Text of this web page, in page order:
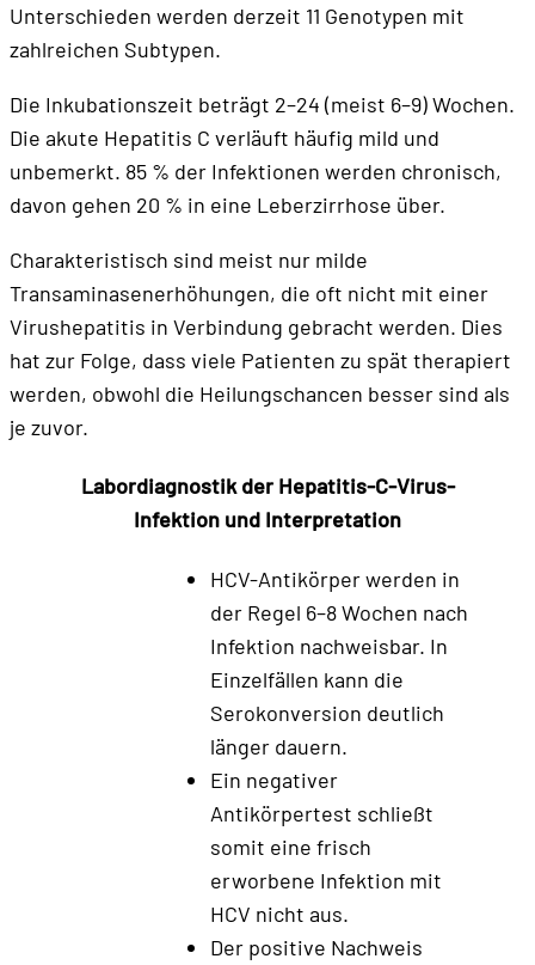
Unterschieden werden derzeit 11 Genotypen mit
zahlreichen Subtypen.
Die Inkubationszeit beträgt 2–24 (meist 6–9) Wochen.
Die akute Hepatitis C verläuft häufig mild und
unbemerkt. 85 % der Infektionen werden chronisch,
davon gehen 20 % in eine Leberzirrhose über.
Charakteristisch sind meist nur milde
Transaminasenerhöhungen, die oft nicht mit einer
Virushepatitis in Verbindung gebracht werden. Dies
hat zur Folge, dass viele Patienten zu spät therapiert
werden, obwohl die Heilungschancen besser sind als
je zuvor.
Labordiagnostik der Hepatitis-C-Virus-
Infektion und Interpretation
HCV-Antikörper werden in
der Regel 6–8 Wochen nach
Infektion nachweisbar. In
Einzelfällen kann die
Serokonversion deutlich
länger dauern.
Ein negativer
Antikörpertest schließt
somit eine frisch
erworbene Infektion mit
HCV nicht aus.
Der positive Nachweis